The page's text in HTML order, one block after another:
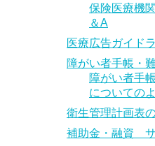
保険医療機
＆A
医療広告ガイド
障がい者手帳・
障がい者手
についての
衛生管理計画表
補助金・融資 サ